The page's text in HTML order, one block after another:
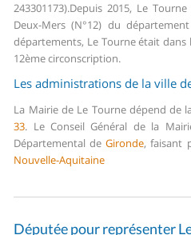
243301173).Depuis 2015, Le
Deux-Mers (N°12) du
départements, Le Tourne était dans
12ème circonscription.
Les administrations de la ville
La Mairie de Le Tourne dépend de
33. Le Conseil Général de la
Départemental deGironde, faisant
Nouvelle-Aquitaine
Députée pour représenter